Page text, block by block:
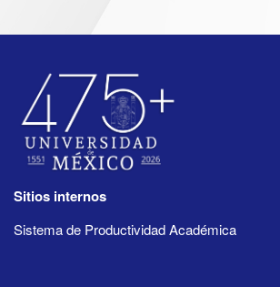
Sitios internos
Sistema de Productividad Académica